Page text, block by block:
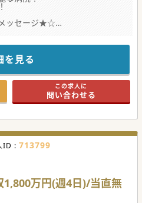
ッセージ★☆
、業務は慢性期寄りの病院で医
もしくは遅番で、年収1,800万
、年収をさらに上げたい方は行
たい方には、特におすすめの病
を見る
この求人に
問い合わせる
ID : 713799
1,800万円(週4日)/当直無